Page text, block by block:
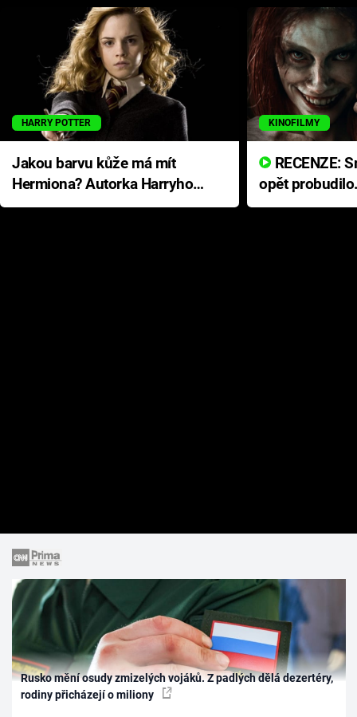
HARRY POTTER
Jakou barvu kůže má mít
Hermiona? Autorka Harryho
Pottera přišla s ráznou
KINOFILMY
opět
přichází s
Rusko mění osudy zmizelých vojáků. Z padlých dělá dezertéry,
rodiny přicházejí o miliony